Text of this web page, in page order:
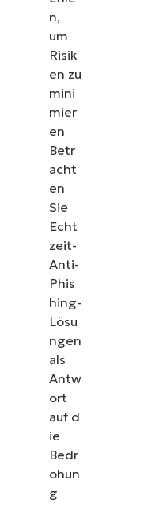
n,
um
Risik
en zu
mini
mier
en
Betr
acht
en
Sie
Echt
zeit-
Anti-
Phis
hing-
Lösu
ngen
als
Antw
ort
auf d
ie
Bedr
ohun
g
Sehen
Sehen Sie sich
erfahren Sie, wie
Endpunkt-